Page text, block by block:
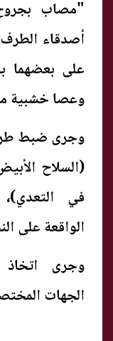
"مصاب
أصدقاء الطرف
على بعضهما
وعصا خشبية
وجرى ضبط
(السلاح
في التعدي)،
الواقعة على
وجرى اتخاذ
الجهات